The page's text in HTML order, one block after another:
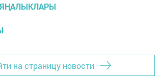
на страницу новости